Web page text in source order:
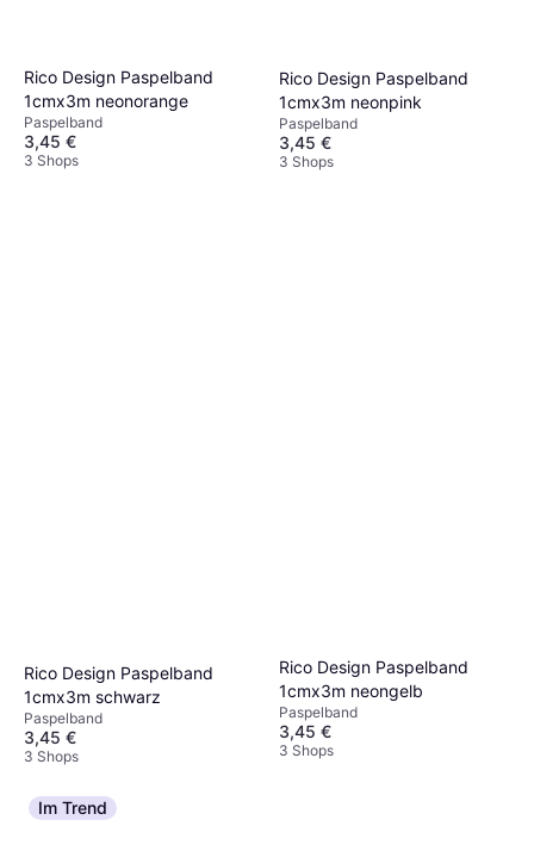
Rico Design Paspelband
1cmx3m neonorange
Paspelband
3,45 €
3 Shops
Rico Design Paspelband
1cmx3m neonpink
Paspelband
3,45 €
3 Shops
Rico Design Paspelband
1cmx3m schwarz
Paspelband
3,45 €
3 Shops
Rico Design Paspelband
1cmx3m neongelb
Paspelband
3,45 €
3 Shops
Im Trend